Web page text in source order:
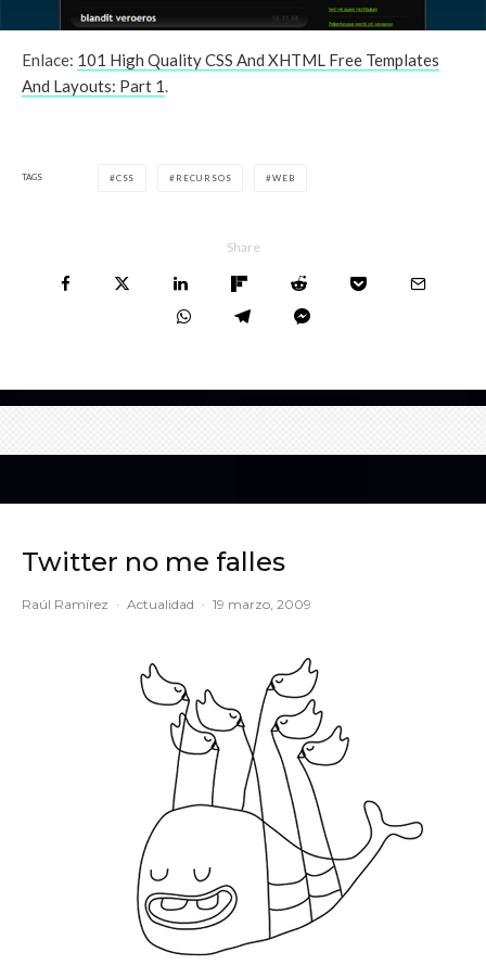
Enlace: 101 High Quality CSS And XHTML Free Templates
And Layouts: Part 1
TAGS CSS RECURSOS WEB
Share
Twitter no me falles
Raúl Ramírez · Actualidad · 19 marzo, 2009